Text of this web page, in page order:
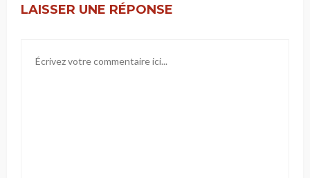
LAISSER UNE RÉPONSE